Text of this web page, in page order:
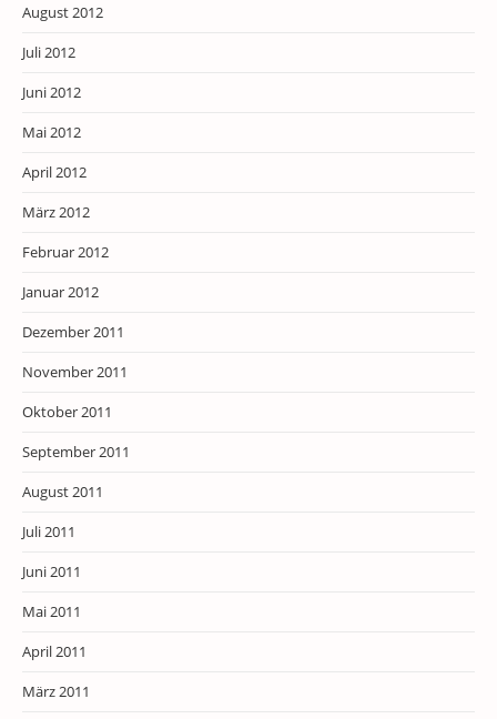
August 2012
Juli 2012
Juni 2012
Mai 2012
April 2012
März 2012
Februar 2012
Januar 2012
Dezember 2011
November 2011
Oktober 2011
September 2011
August 2011
Juli 2011
Juni 2011
Mai 2011
April 2011
März 2011